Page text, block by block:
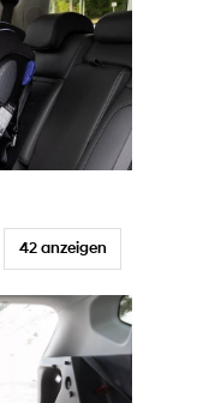
42 anzeigen